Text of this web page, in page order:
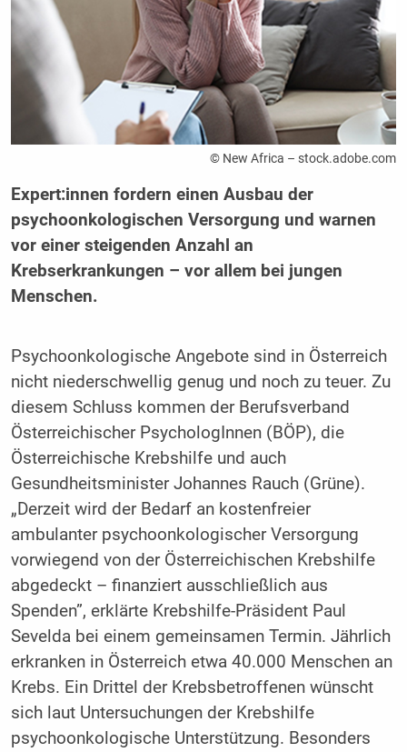
© New Africa – stock.adobe.com
Expert:innen fordern einen Ausbau der
psychoonkologischen Versorgung und warnen
vor einer steigenden Anzahl an
Krebserkrankungen – vor allem bei jungen
Menschen.
Psychoonkologische Angebote sind in Österreich
nicht niederschwellig genug und noch zu teuer. Zu
diesem Schluss kommen der Berufsverband
Österreichischer PsychologInnen (BÖP), die
Österreichische Krebshilfe und auch
Gesundheitsminister Johannes Rauch (Grüne).
„Derzeit wird der Bedarf an kostenfreier
ambulanter psychoonkologischer Versorgung
vorwiegend von der Österreichischen Krebshilfe
abgedeckt – finanziert ausschließlich aus
Spenden”, erklärte Krebshilfe-Präsident Paul
Sevelda bei einem gemeinsamen Termin. Jährlich
erkranken in Österreich etwa 40.000 Menschen an
Krebs. Ein Drittel der Krebsbetroffenen wünscht
sich laut Untersuchungen der Krebshilfe
psychoonkologische Unterstützung. Besonders